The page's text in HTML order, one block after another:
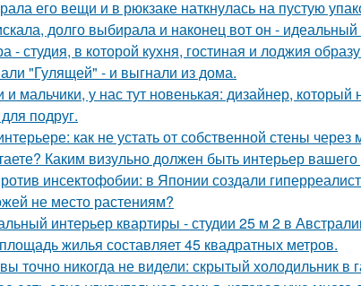
его вещи и в рюкзаке наткнулась на пустую
долго выбирала и наконец вот он -
- студия, в которой кухня, гостиная и лоджия
"Гулящей" - и выгнали из дома.
и мальчики, у нас тут новенькая: дизайнер,
подруг.
как не устать от собственной стены через
Каким визульно должен быть интерьер
инсектофобии: в Японии создали
не место растениям?
интерьер квартиры - студии 25 м 2 в
жилья составляет 45 квадратных метров.
точно никогда не видели: скрытый холодильник в